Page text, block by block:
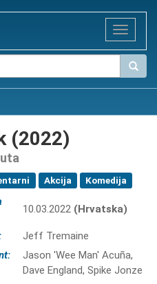
Toggle
(2022)
Akcija Komedija
10.03.2022 (Hrvatska)
Jeff Tremaine
Jason 'Wee Man' Acuña,
Dave England, Spike Jonze